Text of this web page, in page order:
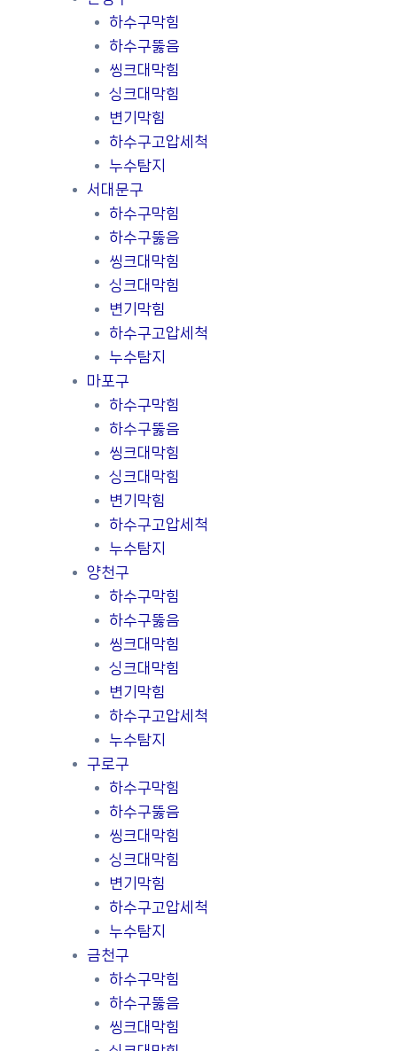
하수구막힘
하수구뚫음
씽크대막힘
싱크대막힘
변기막힘
하수구고압세척
누수탐지
서대문구
하수구막힘
하수구뚫음
씽크대막힘
싱크대막힘
변기막힘
하수구고압세척
누수탐지
마포구
하수구막힘
하수구뚫음
씽크대막힘
싱크대막힘
변기막힘
하수구고압세척
누수탐지
양천구
하수구막힘
하수구뚫음
씽크대막힘
싱크대막힘
변기막힘
하수구고압세척
누수탐지
구로구
하수구막힘
하수구뚫음
씽크대막힘
싱크대막힘
변기막힘
하수구고압세척
누수탐지
금천구
하수구막힘
하수구뚫음
씽크대막힘